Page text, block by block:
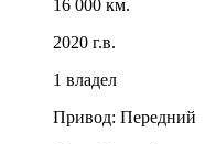
16 000 км.
2020 г.в.
1 владел
Привод: Передний